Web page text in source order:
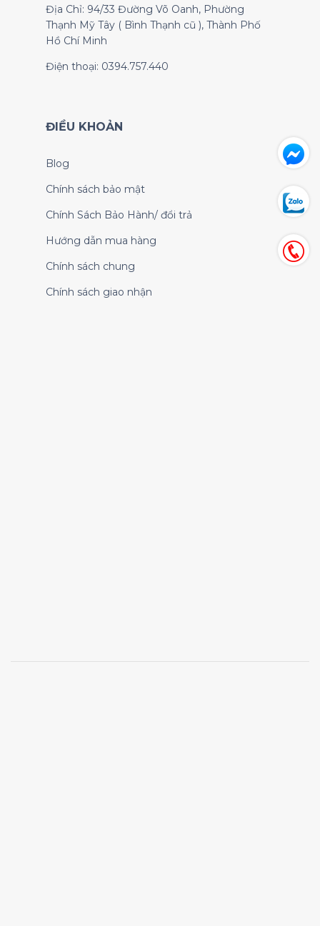
Địa Chỉ: 94/33 Đường Võ Oanh, Phường
Thạnh Mỹ Tây ( Bình Thạnh cũ ), Thành Phố
Hồ Chí Minh
Điện thoại: 0394.757.440
ĐIỀU KHOẢN
Blog
Chính sách bảo mật
Chính Sách Bảo Hành/ đổi trả
Hướng dẫn mua hàng
Chính sách chung
Chính sách giao nhận